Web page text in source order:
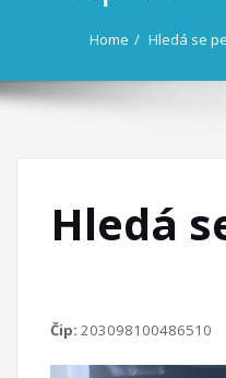
Home Hledá se
Hledá
Čip: 203098100486510